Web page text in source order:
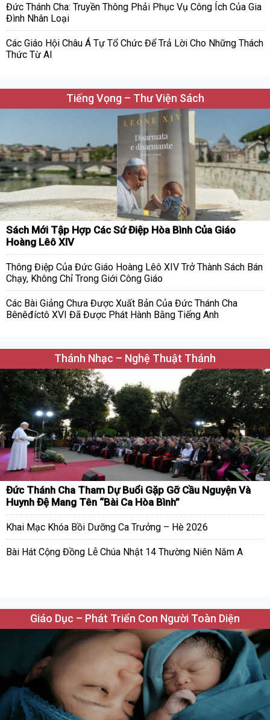
Đức Thánh Cha: Truyền Thông Phải Phục Vụ Công Ích Của Gia
Đình Nhân Loại
Các Giáo Hội Châu Á Tự Tổ Chức Để Trả Lời Cho Những Thách
Thức Từ AI
Tiếng Vọng – Thư Viện Sách
Sách Mới Tập Hợp Các Sứ Điệp Hòa Bình Của Giáo
Hoàng Lêô XIV
Thông Điệp Của Đức Giáo Hoàng Lêô XIV Trở Thành Sách Bán
Chạy, Không Chỉ Trong Giới Công Giáo
Các Bài Giảng Chưa Được Xuất Bản Của Đức Thánh Cha
Bênêđíctô XVI Đã Được Phát Hành Bằng Tiếng Anh
Thánh Nhạc – Nghệ Thuật Thánh
Đức Thánh Cha Tham Dự Buổi Gặp Gỡ Cầu Nguyện Và
Huynh Đệ Mang Tên “Bài Ca Hòa Bình”
Khai Mạc Khóa Bồi Dưỡng Ca Trưởng – Hè 2026
Bài Hát Cộng Đồng Lễ Chúa Nhật 14 Thường Niên Năm A
Giáo Dục – Phát Triển Con Người Toàn Diện